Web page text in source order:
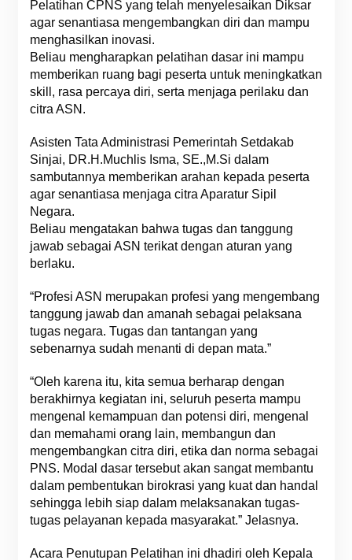
Pelatihan CPNS yang telah menyelesaikan Diksar
agar senantiasa mengembangkan diri dan mampu
menghasilkan inovasi.
Beliau mengharapkan pelatihan dasar ini mampu
memberikan ruang bagi peserta untuk meningkatkan
skill, rasa percaya diri, serta menjaga perilaku dan
citra ASN.
Asisten Tata Administrasi Pemerintah Setdakab
Sinjai, DR.H.Muchlis Isma, SE.,M.Si dalam
sambutannya memberikan arahan kepada peserta
agar senantiasa menjaga citra Aparatur Sipil
Negara.
Beliau mengatakan bahwa tugas dan tanggung
jawab sebagai ASN terikat dengan aturan yang
berlaku.
“Profesi ASN merupakan profesi yang mengembang
tanggung jawab dan amanah sebagai pelaksana
tugas negara. Tugas dan tantangan yang
sebenarnya sudah menanti di depan mata.”
“Oleh karena itu, kita semua berharap dengan
berakhirnya kegiatan ini, seluruh peserta mampu
mengenal kemampuan dan potensi diri, mengenal
dan memahami orang lain, membangun dan
mengembangkan citra diri, etika dan norma sebagai
PNS. Modal dasar tersebut akan sangat membantu
dalam pembentukan birokrasi yang kuat dan handal
sehingga lebih siap dalam melaksanakan tugas-
tugas pelayanan kepada masyarakat.” Jelasnya.
Acara Penutupan Pelatihan ini dhadiri oleh Kepala